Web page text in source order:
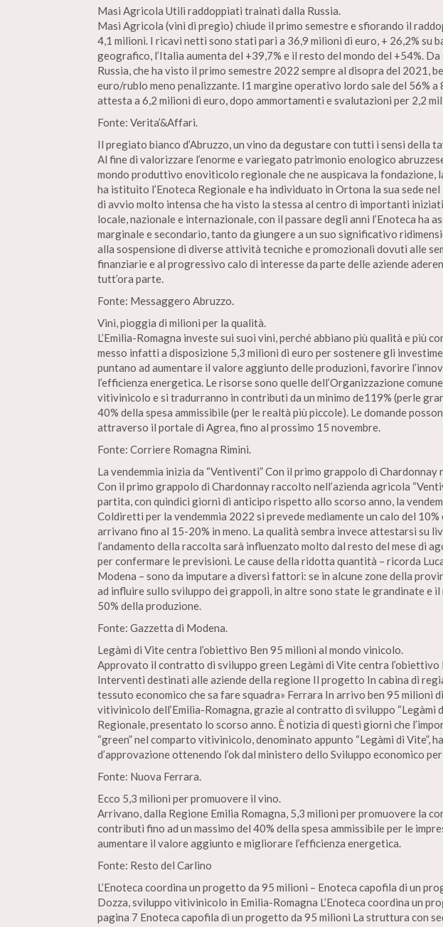
Masi Agricola Utili raddoppiati trainati dalla Russia.
Masi Agricola (vini di pregio) chiude il primo semestre e sfiorando il
4,1 milioni. I ricavi netti sono stati pari a 36,9 milioni di euro, + 26,2% su
geografico, l’Italia aumenta del +39,7% e il resto del mondo del +54%. Da
Russia, che ha visto il primo semestre 2022 sempre al disopra del 2021,
euro/rublo meno penalizzante. I1 margine operativo lordo sale del 56%
attesta a 6,2 milioni di euro, dopo ammortamenti e svalutazioni per 2,2
Fonte: Verita’&Affari.
Il pregiato bianco d’Abruzzo, un vino da degustare con tutti i sensi della
Al fine di valorizzare l’enorme e variegato patrimonio enologico
mondo produttivo enoviticolo regionale che ne auspicava la fondazione,
ha istituito l’Enoteca Regionale e ha individuato in Ortona la sua sede
di avvio molto intensa che ha visto la stessa al centro di importanti
locale, nazionale e internazionale, con il passare degli anni l’Enoteca ha
marginale e secondario, tanto da giungere a un suo significativo
alla sospensione di diverse attività tecniche e promozionali dovuti alle
finanziarie e al progressivo calo di interesse da parte delle aziende
tutt’ora parte.
Fonte: Messaggero Abruzzo.
Vini, pioggia di milioni per la qualità.
L’Emilia-Romagna investe sui suoi vini, perché abbiano più qualità e più
messo infatti a disposizione 5,3 milioni di euro per sostenere gli
puntano ad aumentare il valore aggiunto delle produzioni, favorire
l’efficienza energetica. Le risorse sono quelle dell’Organizzazione
vitivinicolo e si tradurranno in contributi da un minimo de119% (perle
40% della spesa ammissibile (per le realtà più piccole). Le domande
attraverso il portale di Agrea, fino al prossimo 15 novembre.
Fonte: Corriere Romagna Rimini.
La vendemmia inizia da “Ventiventi” Con il primo grappolo di Chardonnay
Con il primo grappolo di Chardonnay raccolto nell’azienda agricola
partita, con quindici giorni di anticipo rispetto allo scorso anno, la
Coldiretti per la vendemmia 2022 si prevede mediamente un calo del
arrivano fino al 15-20% in meno. La qualità sembra invece attestarsi su
l’andamento della raccolta sarà influenzato molto dal resto del mese di
per confermare le previsioni. Le cause della ridotta quantità – ricorda
Modena – sono da imputare a diversi fattori: se in alcune zone della
ad influire sullo sviluppo dei grappoli, in altre sono state le grandinate e
50% della produzione.
Fonte: Gazzetta di Modena.
Legàmi di Vite centra l’obiettivo Ben 95 milioni al mondo vinicolo.
Approvato il contratto di sviluppo green Legàmi di Vite centra l’obiettivo
Interventi destinati alle aziende della regione Il progetto In cabina di
tessuto economico che sa fare squadra» Ferrara In arrivo ben 95 milioni
vitivinicolo dell’Emilia-Romagna, grazie al contratto di sviluppo “Legàmi
Regionale, presentato lo scorso anno. È notizia di questi giorni che
“green” nel comparto vitivinicolo, denominato appunto “Legàmi di Vite”,
d’approvazione ottenendo l’ok dal ministero dello Sviluppo economico
Fonte: Nuova Ferrara.
Ecco 5,3 milioni per promuovere il vino.
Arrivano, dalla Regione Emilia Romagna, 5,3 milioni per promuovere la
contributi fino ad un massimo del 40% della spesa ammissibile per le
aumentare il valore aggiunto e migliorare l’efficienza energetica.
Fonte: Resto del Carlino
L’Enoteca coordina un progetto da 95 milioni – Enoteca capofila di un
Dozza, sviluppo vitivinicolo in Emilia-Romagna L’Enoteca coordina un
pagina 7 Enoteca capofila di un progetto da 95 milioni La struttura con